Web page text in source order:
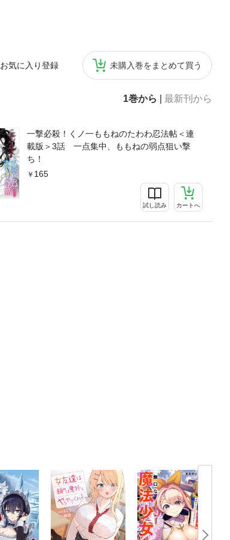
お気に入り登録 未購入巻をまとめて買う
1巻から 最新刊から
一撃必殺！くノ一ももねのたわわ忍法帖＜連
載版＞3話 一点集中、ももねの弱点狙い撃
ち！
165
試し読み カートへ